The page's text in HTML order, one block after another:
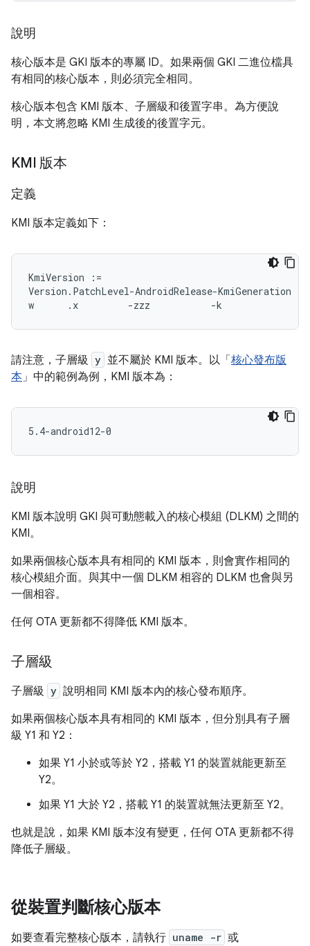
說明
核心版本是 GKI 版本的專屬 ID。如果兩個 GKI 二進位檔具
有相同的核心版本，則必須完全相同。
核心版本包含 KMI 版本、子層級和後置字串。為方便說
明，本文將忽略 KMI 生成後的後置字元。
KMI 版本
定義
KMI 版本定義如下：
KmiVersion :=
Version.PatchLevel-AndroidRelease-KmiGeneration
請注意，子層級 y 並不屬於 KMI 版本。以「 核心發布版
本」中的範例為例，KMI 版本為：
說明
KMI 版本說明 GKI 與可動態載入的核心模組 (DLKM) 之間的
KMI。
如果兩個核心版本具有相同的 KMI 版本，則會實作相同的
核心模組介面。與其中一個 DLKM 相容的 DLKM 也會與另
一個相容。
任何 OTA 更新都不得降低 KMI 版本。
子層級
子層級 y 說明相同 KMI 版本內的核心發布順序。
如果兩個核心版本具有相同的 KMI 版本，但分別具有子層
級 Y1 和 Y2：
如果 Y1 小於或等於 Y2，搭載 Y1 的裝置就能更新至
Y2。
如果 Y1 大於 Y2，搭載 Y1 的裝置就無法更新至 Y2。
也就是說，如果 KMI 版本沒有變更，任何 OTA 更新都不得
降低子層級。
從裝置判斷核心版本
如要查看完整核心版本，請執行 uname -r 或